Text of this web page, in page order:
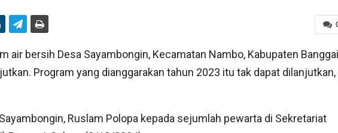
air bersih Desa Sayambongin, Kecamatan Nambo, Kabupaten Banggai
Program yang dianggarakan tahun 2023 itu tak dapat dilanjutkan,
Ruslam Polopa kepada sejumlah pewarta di Sekretariat